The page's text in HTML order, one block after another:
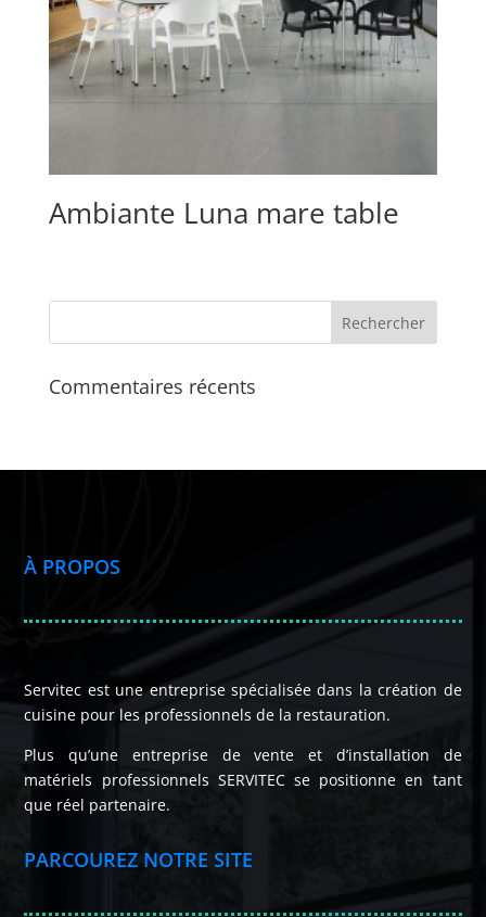
Ambiante Luna mare table
Commentaires récents
À PROPOS
Servitec est une entreprise spécialisée dans la création de
cuisine pour les professionnels de la restauration.
Plus qu’une entreprise de vente et d’installation de
matériels professionnels SERVITEC se positionne en tant
que réel partenaire.
PARCOUREZ NOTRE SITE